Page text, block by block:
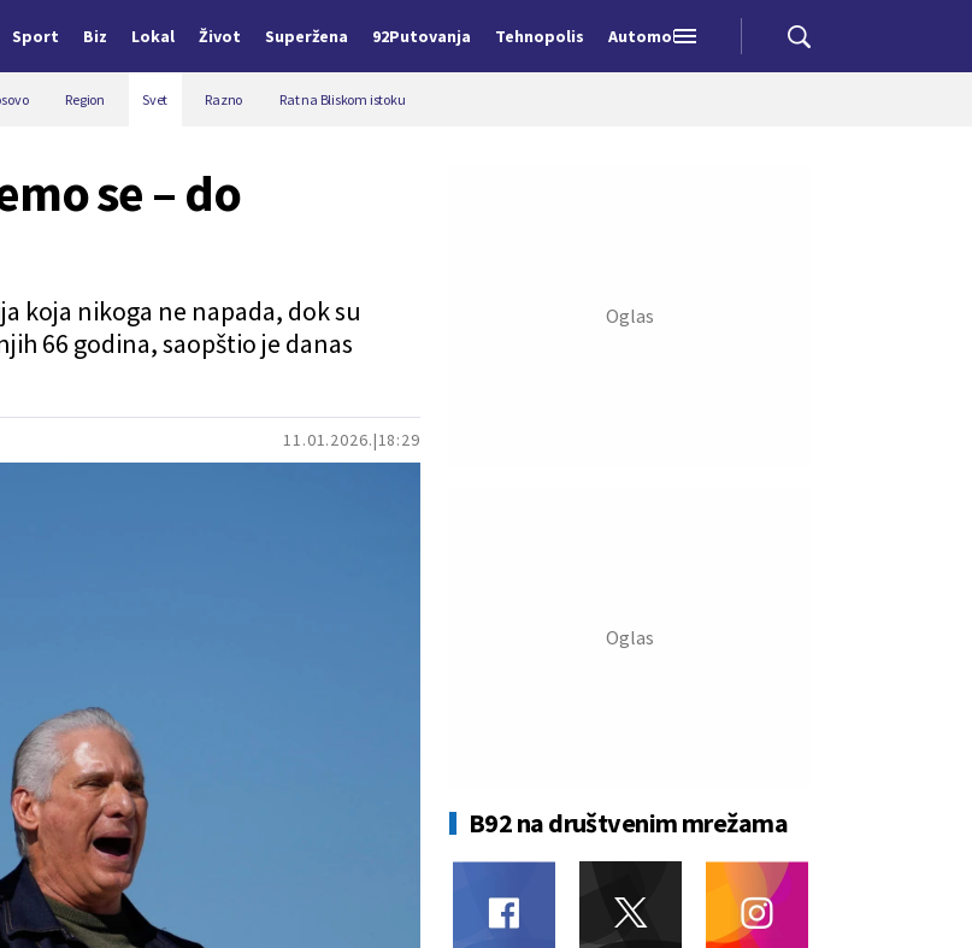
Sport Biz Lokal Život Superžena 92Putovanja Tehnopolis Automobili
Region Svet Razno Rat na Bliskom istoku
11.01.2026. 18:29
se – do
koja nikoga ne napada, dok su
66 godina, saopštio je danas
B92 na društvenim mrežama